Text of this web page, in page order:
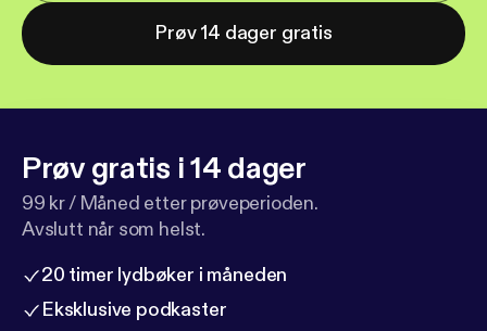
Prøv 14 dager gratis
Prøv gratis i 14 dager
99 kr / Måned etter prøveperioden.
Avslutt når som helst.
20 timer lydbøker i måneden
Eksklusive podkaster